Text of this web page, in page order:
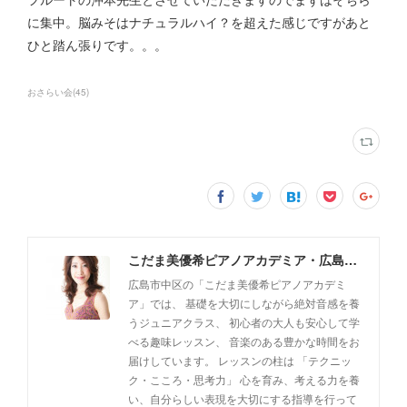
に集中。脳みそはナチュラルハイ？を超えた感じですがあと
ひと踏ん張りです。。。
おさらい会(45)
こだま美優希ピアノアカデミア・広島市中区
広島市中区の「こだま美優希ピアノアカデミ
ア」では、 基礎を大切にしながら絶対音感を養
うジュニアクラス、 初心者の大人も安心して学
べる趣味レッスン、 音楽のある豊かな時間をお
届けしています。 レッスンの柱は 「テクニッ
ク・こころ・思考力」 心を育み、考える力を養
い、自分らしい表現を大切にする指導を行って